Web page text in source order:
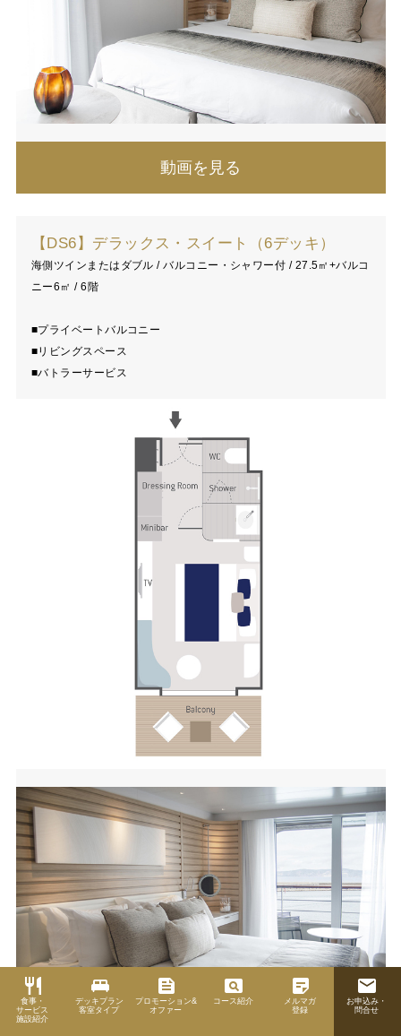
restaurant
食事・
サービス
施設紹介
king_bed
デッキプラン
客室タイプ
feed
プロモーション&
オファー
pageview
コース紹介
sticky_note_2
メルマガ
登録
email
お申込み・
問合せ
動画を見る
【DS6】デラックス・スイート（6デッキ）
海側ツインまたはダブル / バルコニー・シャワー付 / 27.5㎡+バルコ
ニー6㎡ / 6階
■プライベートバルコニー
■リビングスペース
■バトラーサービス